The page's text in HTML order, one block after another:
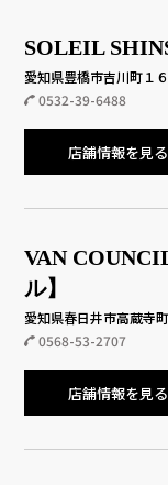
SOLEIL
愛知県豊橋市吉川町１
0532-39-6488
店舗情報を見る
VAN
ル】
愛知県春日井市高蔵寺
0568-53-2707
店舗情報を見る